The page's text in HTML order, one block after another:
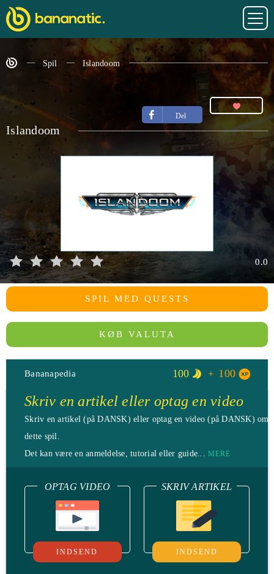
Spil Islandoom
Del
Islandoom
0.0
SPIL MED QUESTS
KØB VALUTA
Bananapedia 100 100
Skriv en artikel eller optag en video
Skriv en artikel (på DANSK) eller optag en video (på DANSK)
dette spil.
Det kan være en anmeldelse, tutorial eller guide... MERE
OPTAG VIDEO
INDSEND
SKRIV ARTIKEL
INDSEND